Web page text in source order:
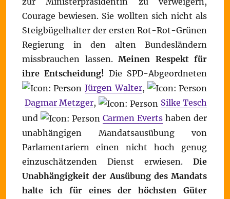
Courage bewiesen. Sie wollten sich nicht als
Steigbügelhalter der ersten Rot-Rot-Grünen
Regierung in den alten Bundesländern
missbrauchen lassen.Meinen Respekt für
ihre Entscheidung! Die SPD-Abgeordneten
Jürgen Walter,
Dagmar Metzger,
Silke Tesch
und
Carmen Everts haben der
unabhängigen Mandatsausübung von
Parlamentariern einen nicht hoch genug
einzuschätzenden Dienst erwiesen.Die
Unabhängigkeit der Ausübung des Mandats
halte ich für eines der höchsten Güter